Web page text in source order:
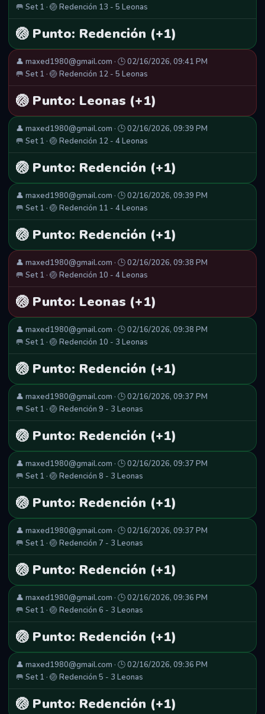
🥅 Set 1 · 🏐 Redención 13 - 5 Leonas
🏐 Punto: Redención (+1)
👤 maxed1980@gmail.com · 🕒 02/16/2026, 09:41 PM
🥅 Set 1 · 🏐 Redención 12 - 5 Leonas
🏐 Punto: Leonas (+1)
👤 maxed1980@gmail.com · 🕒 02/16/2026, 09:39 PM
🥅 Set 1 · 🏐 Redención 12 - 4 Leonas
🏐 Punto: Redención (+1)
👤 maxed1980@gmail.com · 🕒 02/16/2026, 09:39 PM
🥅 Set 1 · 🏐 Redención 11 - 4 Leonas
🏐 Punto: Redención (+1)
👤 maxed1980@gmail.com · 🕒 02/16/2026, 09:38 PM
🥅 Set 1 · 🏐 Redención 10 - 4 Leonas
🏐 Punto: Leonas (+1)
👤 maxed1980@gmail.com · 🕒 02/16/2026, 09:38 PM
🥅 Set 1 · 🏐 Redención 10 - 3 Leonas
🏐 Punto: Redención (+1)
👤 maxed1980@gmail.com · 🕒 02/16/2026, 09:37 PM
🥅 Set 1 · 🏐 Redención 9 - 3 Leonas
🏐 Punto: Redención (+1)
👤 maxed1980@gmail.com · 🕒 02/16/2026, 09:37 PM
🥅 Set 1 · 🏐 Redención 8 - 3 Leonas
🏐 Punto: Redención (+1)
👤 maxed1980@gmail.com · 🕒 02/16/2026, 09:37 PM
🥅 Set 1 · 🏐 Redención 7 - 3 Leonas
🏐 Punto: Redención (+1)
👤 maxed1980@gmail.com · 🕒 02/16/2026, 09:36 PM
🥅 Set 1 · 🏐 Redención 6 - 3 Leonas
🏐 Punto: Redención (+1)
👤 maxed1980@gmail.com · 🕒 02/16/2026, 09:36 PM
🥅 Set 1 · 🏐 Redención 5 - 3 Leonas
🏐 Punto: Redención (+1)